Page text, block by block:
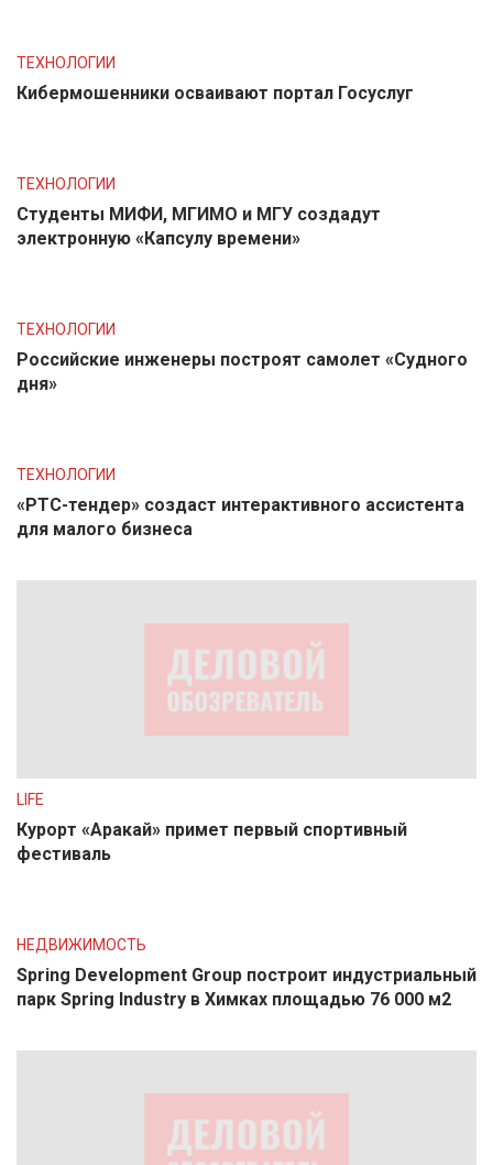
ТЕХНОЛОГИИ
Кибермошенники осваивают портал Госуслуг
ТЕХНОЛОГИИ
Студенты МИФИ, МГИМО и МГУ создадут
электронную «Капсулу времени»
ТЕХНОЛОГИИ
Российские инженеры построят самолет «Судного
дня»
ТЕХНОЛОГИИ
«РТС-тендер» создаст интерактивного ассистента
для малого бизнеса
LIFE
Курорт «Аракай» примет первый спортивный
фестиваль
НЕДВИЖИМОСТЬ
Spring Development Group построит индустриальный
парк Spring Industry в Химках площадью 76 000 м2